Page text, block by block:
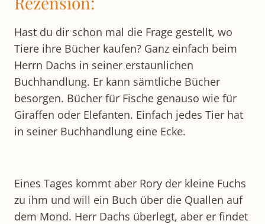
Hast du dir schon mal die Frage gestellt, wo
Tiere ihre Bücher kaufen? Ganz einfach beim
Herrn Dachs in seiner erstaunlichen
Buchhandlung. Er kann sämtliche Bücher
besorgen. Bücher für Fische genauso wie für
Giraffen oder Elefanten. Einfach jedes Tier hat
in seiner Buchhandlung eine Ecke.
Eines Tages kommt aber Rory der kleine Fuchs
zu ihm und will ein Buch über die Quallen auf
dem Mond. Herr Dachs überlegt, aber er findet